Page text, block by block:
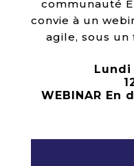
communauté
convie à un
agile, sous un
Lundi
WEBINAR En